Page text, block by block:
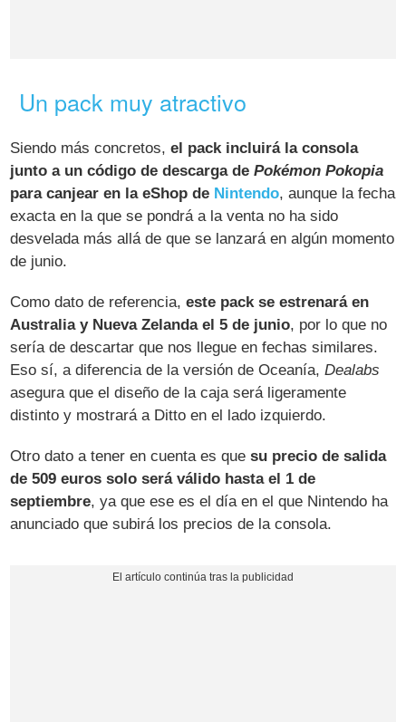
Un pack muy atractivo
Siendo más concretos,el pack incluirá la consola
junto a un código de descarga dePokémon Pokopia
para canjear en la eShop de Nintendo, aunque la fecha
exacta en la que se pondrá a la venta no ha sido
desvelada más allá de que se lanzará en algún momento
de junio.
Como dato de referencia,este pack se estrenará en
Australia y Nueva Zelanda el 5 de junio, por lo que no
sería de descartar que nos llegue en fechas similares.
Eso sí, a diferencia de la versión de Oceanía,Dealabs
asegura que el diseño de la caja será ligeramente
distinto y mostrará a Ditto en el lado izquierdo.
Otro dato a tener en cuenta es quesu precio de salida
de 509 euros solo será válido hasta el 1 de
septiembre, ya que ese es el día en el que Nintendo ha
anunciado que subirá los precios de la consola.